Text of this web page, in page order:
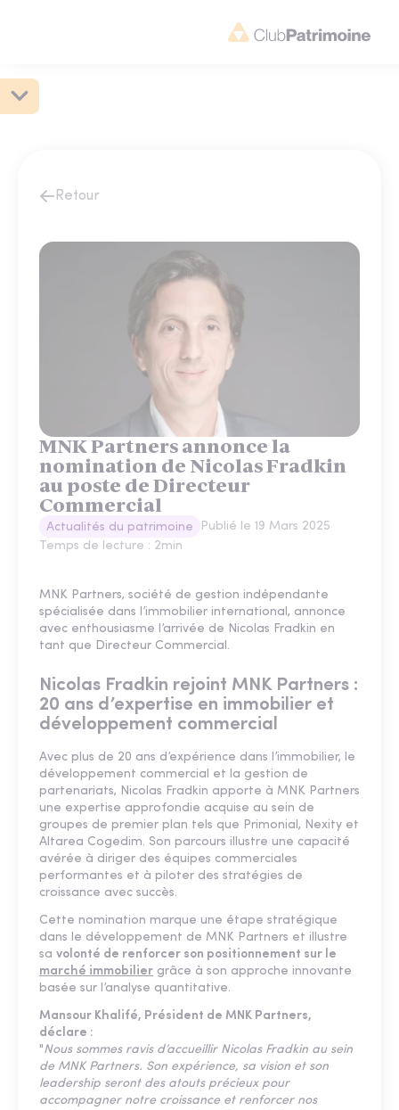
Retour
MNK Partners annonce la
nomination de Nicolas Fradkin
au poste de Directeur
Commercial
Actualités du patrimoine Publié le 19 Mars 2025
Temps de lecture : 2min
MNK Partners, société de gestion indépendante
spécialisée dans l’immobilier international, annonce
avec enthousiasme l’arrivée de Nicolas Fradkin en
tant que Directeur Commercial.
Nicolas Fradkin rejoint MNK Partners :
20 ans d’expertise en immobilier et
développement commercial
Avec plus de 20 ans d’expérience dans l’immobilier, le
développement commercial et la gestion de
partenariats, Nicolas Fradkin apporte à MNK Partners
une expertise approfondie acquise au sein de
groupes de premier plan tels que Primonial, Nexity et
Altarea Cogedim. Son parcours illustre une capacité
avérée à diriger des équipes commerciales
performantes et à piloter des stratégies de
croissance avec succès.
Cette nomination marque une étape stratégique
dans le développement de MNK Partners et illustre
sa volonté de renforcer son positionnement sur le
marché immobilier grâce à son approche innovante
basée sur l’analyse quantitative.
Mansour Khalifé, Président de MNK Partners,
déclare :
"Nous sommes ravis d’accueillir Nicolas Fradkin au sein
de MNK Partners. Son expérience, sa vision et son
leadership seront des atouts précieux pour
accompagner notre croissance et renforcer nos